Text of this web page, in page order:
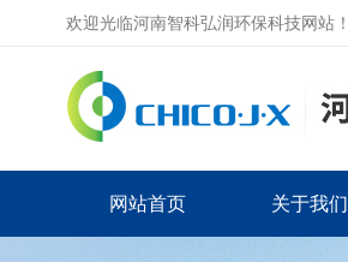
欢迎光临河南智科弘润环保科技网站！
网站首页 关于我们